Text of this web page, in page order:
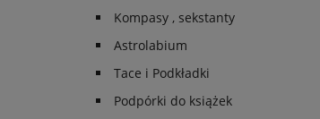
Kompasy , sekstanty
Astrolabium
Tace i Podkładki
Podpórki do książek